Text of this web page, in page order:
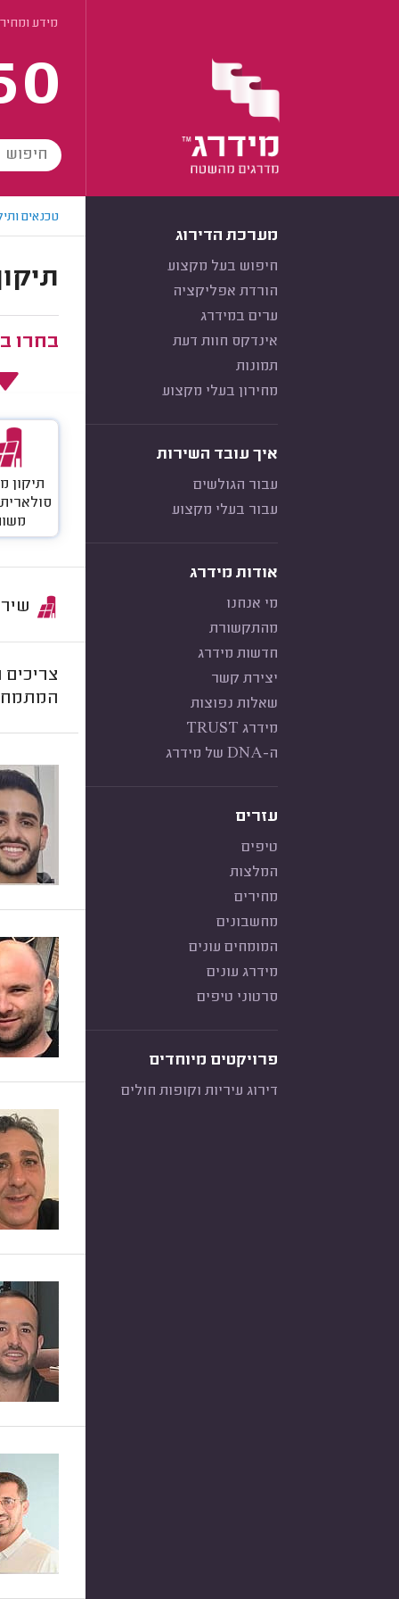
מידע
מערכת הדירוג
חיפוש בעל מקצוע
הורדת אפליקציה
ערים במידרג
אינדקס חוות דעת
תמונות
מחירון בעלי מקצוע
איך עובד השירות
עבור הגולשים
עבור בעלי מקצוע
אודות מידרג
מי אנחנו
מהתקשורת
חדשות מידרג
יצירת קשר
שאלות נפוצות
מידרג TRUST
ה-DNA של מידרג
עזרים
טיפים
המלצות
מחירים
מחשבונים
המומחים עונים
מידרג עונים
סרטוני טיפים
פרויקטים מיוחדים
דירוג עיריות וקופות חולים
טכנאים
בחרו
תיקון